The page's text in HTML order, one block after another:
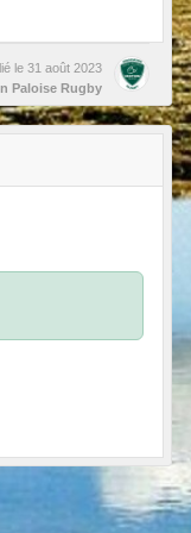
le 31 août 2023
Paloise Rugby